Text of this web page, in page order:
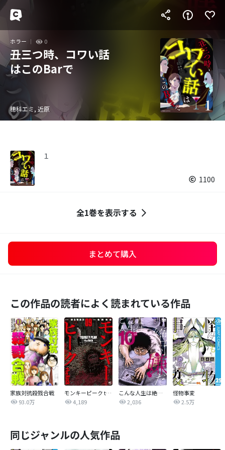
ホラー 0
丑三つ時、コワい話
はこのBarで
穂科エミ, 近原
１
1100
全1巻を表示する
まとめて購入
この作品の読者によく読まれている作品
家族対抗殺戮合戦
93.0万
モンキーピーク the Rock
4,189
こんな人生は絶対嫌だ
2,036
怪物事変
2.5万
同じジャンルの人気作品